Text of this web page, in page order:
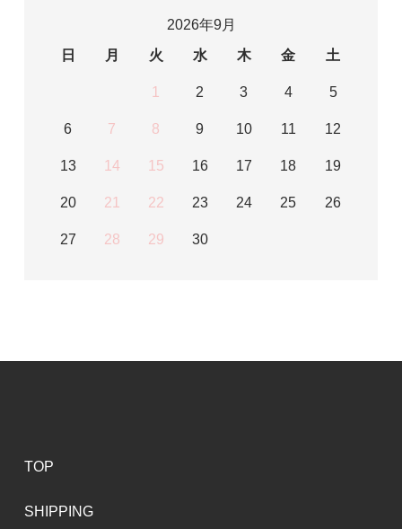
2026年9月
日
月 火 水 木 金 土
1 2 3 4 5
6 7 8 9 10 11 12
13 14 15 16 17 18 19
20 21 22 23 24 25 26
27 28 29 30
TOP
SHIPPING